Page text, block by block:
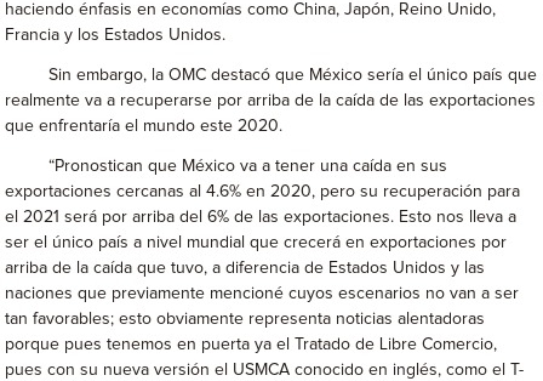
haciendo énfasis en economías como China, Japón, Reino Unido,
Francia y los Estados Unidos.
Sin embargo, la OMC destacó que México sería el único país que
realmente va a recuperarse por arriba de la caída de las exportaciones
que enfrentaría el mundo este 2020.
“Pronostican que México va a tener una caída en sus
exportaciones cercanas al 4.6% en 2020, pero su recuperación para
el 2021 será por arriba del 6% de las exportaciones. Esto nos lleva a
ser el único país a nivel mundial que crecerá en exportaciones por
arriba de la caída que tuvo, a diferencia de Estados Unidos y las
naciones que previamente mencioné cuyos escenarios no van a ser
tan favorables; esto obviamente representa noticias alentadoras
porque pues tenemos en puerta ya el Tratado de Libre Comercio,
pues con su nueva versión el USMCA conocido en inglés, como el T-